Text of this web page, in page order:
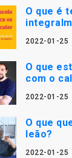
O que é
2022-01-25
O que
com o
2022-01-25
O que
leão?
2022-01-25